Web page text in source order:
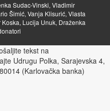
Sudac-Vinski, Vladimir
Šimić, Vanja Klisurić, Vlasta
Lucija Unuk, Draženka
tekst na
Udrugu Polka, Sarajevska 4,
(Karlovačka banka)